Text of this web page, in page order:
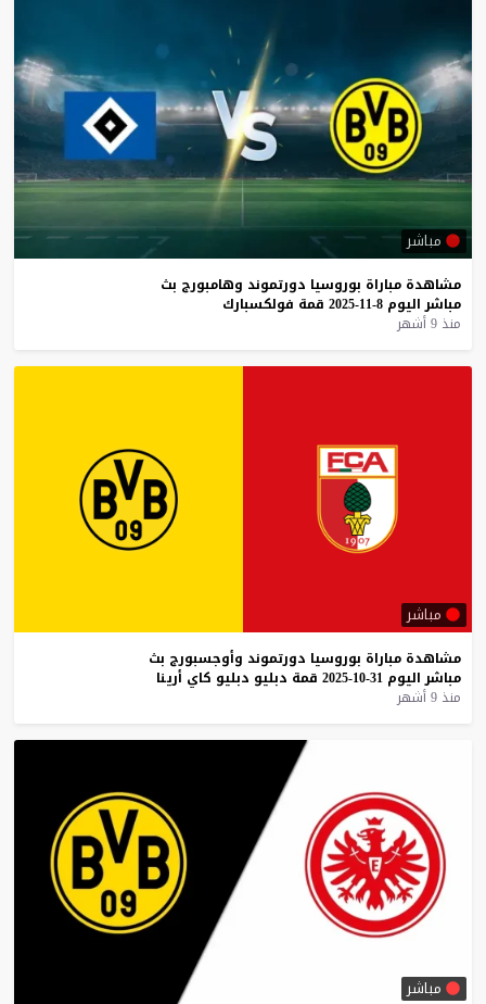
مباشر
مشاهدة مباراة بوروسيا دورتموند وهامبورج بث
مباشر اليوم 8-11-2025 قمة فولكسبارك
منذ 9 أشهر
مباشر
مشاهدة مباراة بوروسيا دورتموند وأوجسبورج بث
مباشر اليوم 31-10-2025 قمة دبليو دبليو كاي أرينا
منذ 9 أشهر
مباشر